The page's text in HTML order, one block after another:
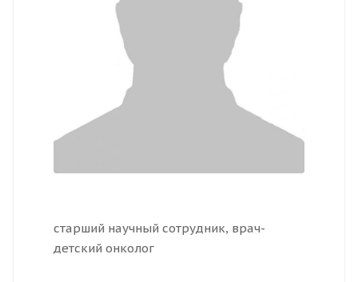
старший научный сотрудник, врач-
детский онколог